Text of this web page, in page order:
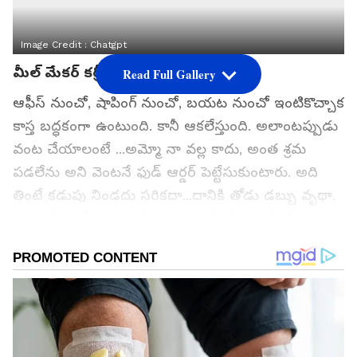
Image Credit :Chatgpt
మీల్ మేకర్ కర్రీ
ఆఫీస్ నుంచో, షాపింగ్ నుంచో, బయట నుంచో ఇంటికొచ్చాక
కాస్త బద్ధకంగా ఉంటుంది. కానీ ఆకలేస్తుంది. అలాంటప్పుడు
వంట చేయాలంటే ...అమ్మో నా వల్ల కాదు, అంత శ్రమ
పడలేను అని వెంటనే ఫుడ్ ఆర్డర్ పెట్టేసుకుంటారు. అది
తింటే కడుపు నిండదు సరికదా...దానికి తోడు డబ్బు వృథా.
వదలరు.
గూగుల్‌లో ఆసక్తికరమైన సమాచారం కోసం ఏసియానెట్ తెలుగు
ను మీ ఫ్రిఫర్డ్ సోర్స్ గా ఎంచుకోండి
Read Full Gallery